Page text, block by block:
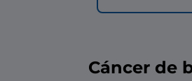
Cáncer de